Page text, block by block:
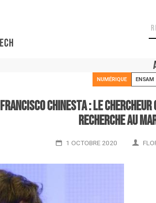
NUMÉRIQUE ENSAM
Francisco Chinesta : le chercheur
recherche au
1 OCTOBRE 2020